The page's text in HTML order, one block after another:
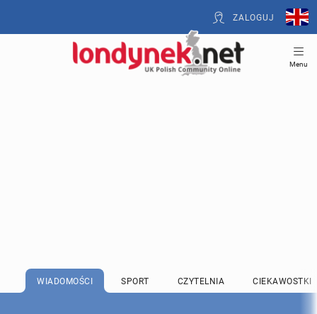
ZALOGUJ
Menu
WIADOMOŚCI SPORT CZYTELNIA CIEKAWOSTKI